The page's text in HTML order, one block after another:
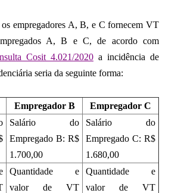
empregadores A, B, e C fornecem VT
A, B e C, de acordo com
Cosit 4.021/2020 a incidência de
seria da seguinte forma:
Empregador B
Empregador C
Salário do
Empregado B: R$
1.700,00
Salário do
Empregado C: R$
1.680,00
Quantidade e
valor de VT
Quantidade e
valor de VT